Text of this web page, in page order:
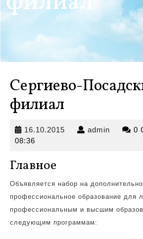
Сергиево-
филиал
16.10.2015 16.10.2015
admin admin 0
08:36
Главное
Объявляется набор на
профессиональное образование для
профессиональным и высшим
следующим программам: